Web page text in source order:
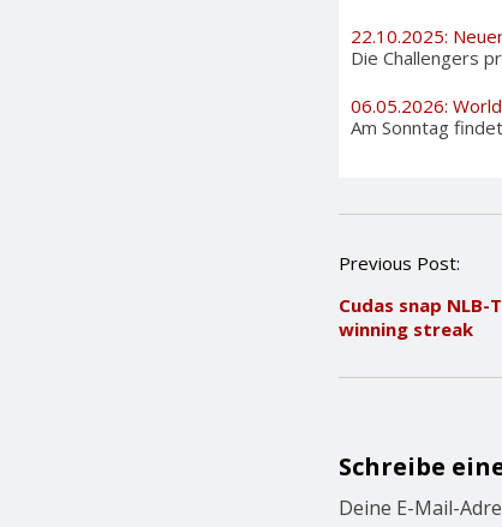
22.10.2025:
Die Challengers
06.05.2026:
Am Sonntag
P
s
t
a
g
a
t
Previous Post:
Cudas snap NLB-
winning streak
Schreibe
Deine E-Mail-